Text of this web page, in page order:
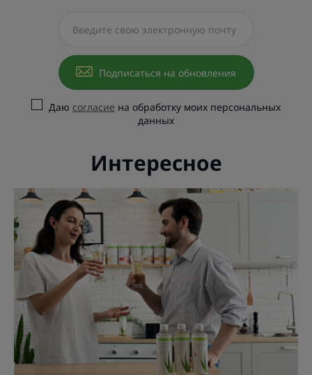
Подписаться на обновления
Даю согласие на обработку моих персональных
данных
Интересное